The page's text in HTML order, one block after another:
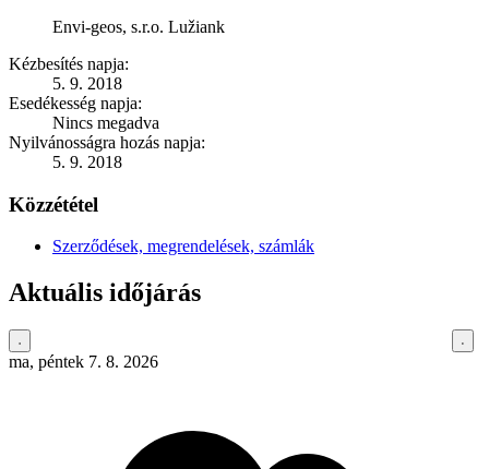
Envi-geos, s.r.o. Lužiank
Kézbesítés napja:
5. 9. 2018
Esedékesség napja:
Nincs megadva
Nyilvánosságra hozás napja:
5. 9. 2018
Közzététel
Szerződések, megrendelések, számlák
Aktuális időjárás
ma, péntek 7. 8. 2026